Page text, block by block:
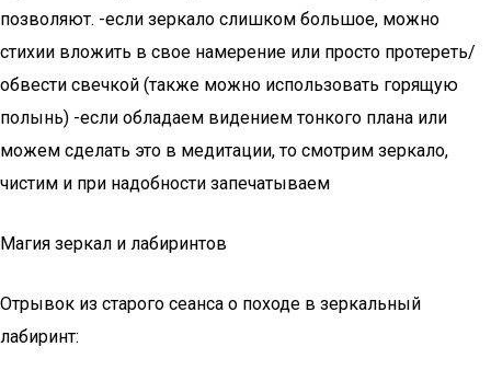
позволяют. -если зеркало слишком большое, можно
стихии вложить в свое намерение или просто протереть/
обвести свечкой (также можно использовать горящую
полынь) -если обладаем видением тонкого плана или
можем сделать это в медитации, то смотрим зеркало,
чистим и при надобности запечатываем
Магия зеркал и лабиринтов
Отрывок из старого сеанса о походе в зеркальный
лабиринт: